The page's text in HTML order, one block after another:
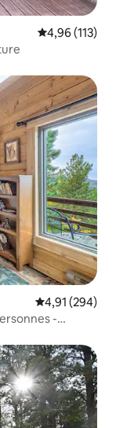
Évaluation
4,96 (113)
Évaluation
4,91 (294)
-